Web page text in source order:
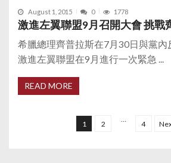
August 1, 2015 0 1778
激進左翼聯盟9月召開大會 挑戰
希臘總理齊普拉斯在7月30日與黨內
激進左翼聯盟在9月進行一次緊急 ...
READ MORE
1 2
…
4